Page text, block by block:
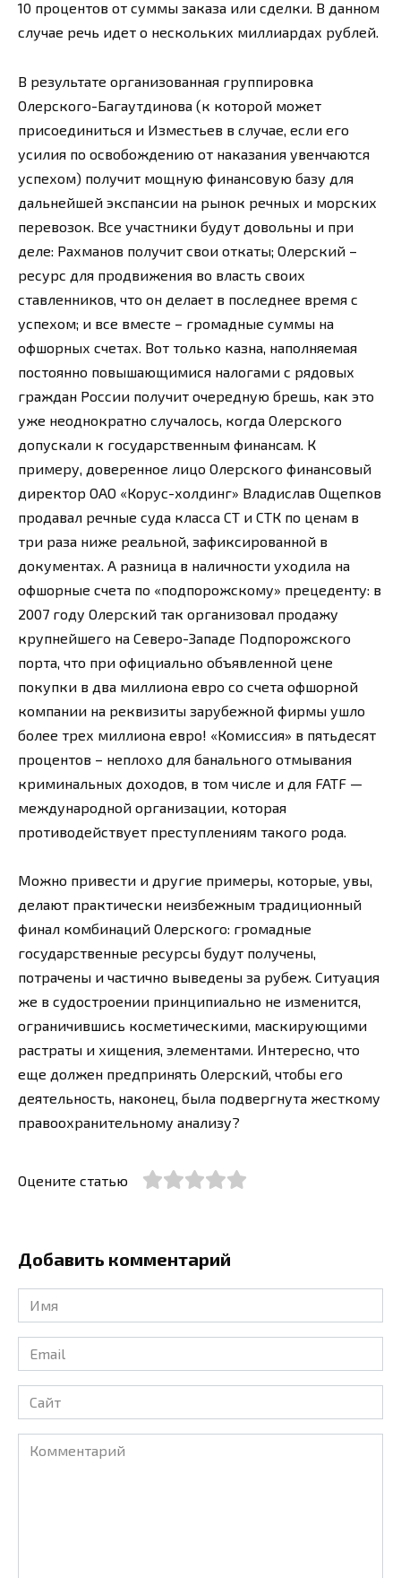
10 процентов от суммы заказа или сделки. В данном
случае речь идет о нескольких миллиардах рублей.
В результате организованная группировка
Олерского-Багаутдинова (к которой может
присоединиться и Изместьев в случае, если его
усилия по освобождению от наказания увенчаются
успехом) получит мощную финансовую базу для
дальнейшей экспансии на рынок речных и морских
перевозок. Все участники будут довольны и при
деле: Рахманов получит свои откаты; Олерский –
ресурс для продвижения во власть своих
ставленников, что он делает в последнее время с
успехом; и все вместе – громадные суммы на
офшорных счетах. Вот только казна, наполняемая
постоянно повышающимися налогами с рядовых
граждан России получит очередную брешь, как это
уже неоднократно случалось, когда Олерского
допускали к государственным финансам. К
примеру, доверенное лицо Олерского финансовый
директор ОАО «Корус-холдинг» Владислав Ощепков
продавал речные суда класса СТ и СТК по ценам в
три раза ниже реальной, зафиксированной в
документах. А разница в наличности уходила на
офшорные счета по «подпорожскому» прецеденту: в
2007 году Олерский так организовал продажу
крупнейшего на Северо-Западе Подпорожского
порта, что при официально объявленной цене
покупки в два миллиона евро со счета офшорной
компании на реквизиты зарубежной фирмы ушло
более трех миллиона евро! «Комиссия» в пятьдесят
процентов – неплохо для банального отмывания
криминальных доходов, в том числе и для FATF —
международной организации, которая
противодействует преступлениям такого рода.
Можно привести и другие примеры, которые, увы,
делают практически неизбежным традиционный
финал комбинаций Олерского: громадные
государственные ресурсы будут получены,
потрачены и частично выведены за рубеж. Ситуация
же в судостроении принципиально не изменится,
ограничившись косметическими, маскирующими
растраты и хищения, элементами. Интересно, что
еще должен предпринять Олерский, чтобы его
деятельность, наконец, была подвергнута жесткому
правоохранительному анализу?
Оцените статью
Добавить комментарий
Имя
*
Email
*
Сайт
Комментарий